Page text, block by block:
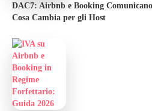
DAC7: Airbnb e Booking
Cosa Cambia per gli Host